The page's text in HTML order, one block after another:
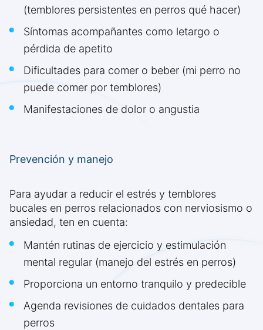
(temblores persistentes en perros qué hacer)
Síntomas acompañantes como letargo o
pérdida de apetito
Dificultades para comer o beber (mi perro no
puede comer por temblores)
Manifestaciones de dolor o angustia
Prevención y manejo
Para ayudar a reducir el estrés y temblores
bucales en perros relacionados con nerviosismo o
ansiedad, ten en cuenta:
Mantén rutinas de ejercicio y estimulación
mental regular (manejo del estrés en perros)
Proporciona un entorno tranquilo y predecible
Agenda revisiones de cuidados dentales para
perros